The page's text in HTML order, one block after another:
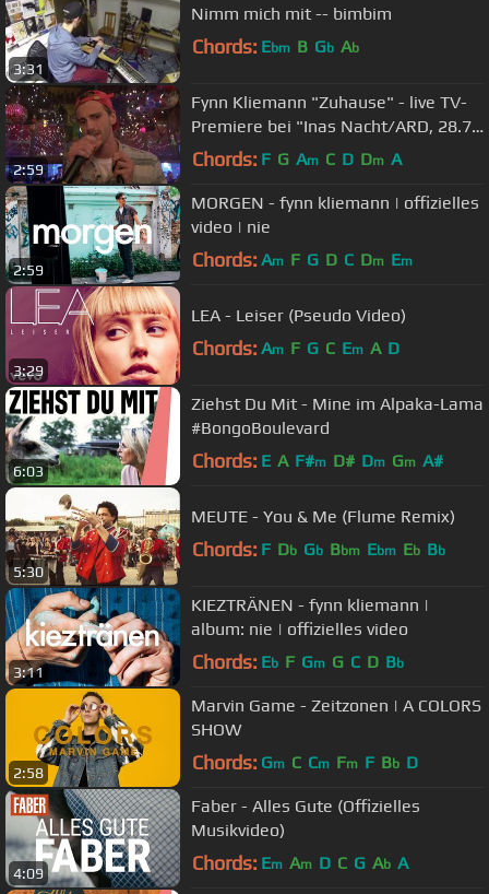
3:31
Nimm mich mit -- bimbim
Chords: Ebm B Gb Ab
2:59
Fynn Kliemann "Zuhause" - live TV-
Premiere bei "Inas Nacht/ARD, 28.7.
2018
Chords: F G Am C D Dm A
2:59
MORGEN - fynn kliemann | offizielles
video | nie
Chords: Am F G D C Dm Em
3:29
LEA - Leiser (Pseudo Video)
Chords: Am F G C Em A D
6:03
Ziehst Du Mit - Mine im Alpaka-Lama
#BongoBoulevard
Chords: E A F#m D# Dm Gm A#
5:30
MEUTE - You & Me (Flume Remix)
Chords: F Db Gb Bbm Ebm Eb Bb
3:11
KIEZTRÄNEN - fynn kliemann |
album: nie | offizielles video
Chords: Eb F Gm G C D Bb
2:58
Marvin Game - Zeitzonen | A COLORS
SHOW
Chords: Gm C Cm Fm F Bb D
4:09
Faber - Alles Gute (Offizielles
Musikvideo)
Chords: Em Am D C G Ab A